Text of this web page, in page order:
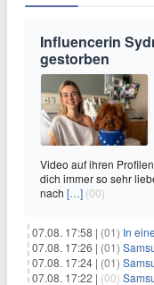
Influencerin
gestorben
Video auf ihren
dich immer so sehr
nach […] (00)
07.08. 17:58 | (01) In
07.08. 17:26 | (01) Samsung
07.08. 17:24 | (01) Samsung
07.08. 17:22 | (00) Samsung